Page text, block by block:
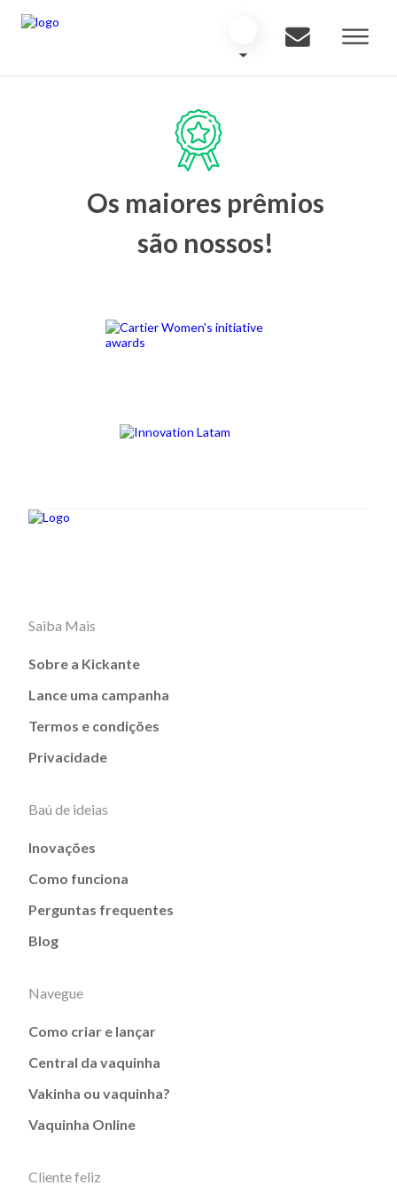
Os maiores prêmios
são nossos!
Saiba Mais
Sobre a Kickante
Lance uma campanha
Termos e condições
Privacidade
Baú de ideias
Inovações
Como funciona
Perguntas frequentes
Blog
Navegue
Como criar e lançar
Central da vaquinha
Vakinha ou vaquinha?
Vaquinha Online
Cliente feliz